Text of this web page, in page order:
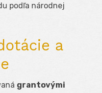
podľa národnej
a
grantovými